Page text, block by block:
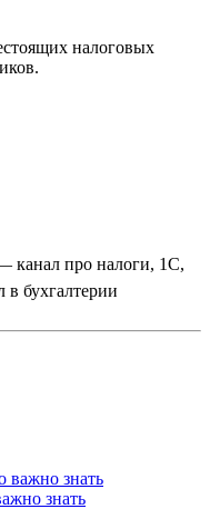
налоговых
канал про налоги, 1С,
в бухгалтерии
знать